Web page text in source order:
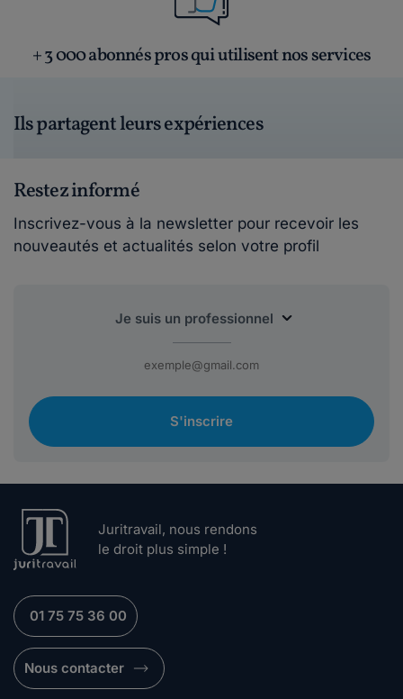
+ 3 000 abonnés pros qui utilisent nos services
Ils partagent leurs expériences
Restez informé
Inscrivez-vous à la newsletter pour recevoir les
nouveautés et actualités selon votre profil
S'inscrire
Juritravail, nous rendons
le droit plus simple !
01 75 75 36 00
Nous contacter